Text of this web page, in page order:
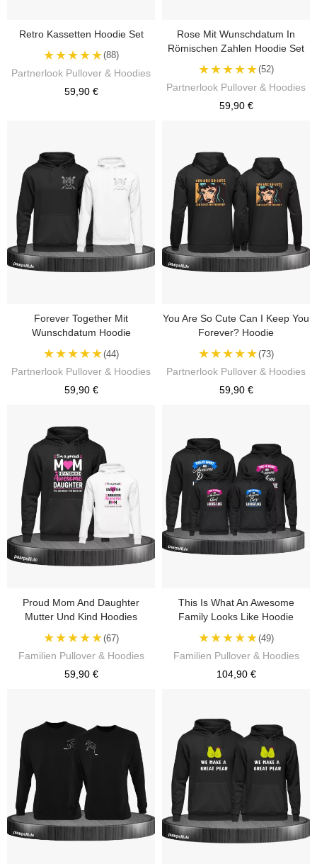
Retro Kassetten Hoodie Set
★★★★★(88)
Partnerlook Pullover & Hoodies
59,90 €
Rose Mit Wunschdatum In
Römischen Zahlen Hoodie Set
★★★★★(52)
Partnerlook Pullover & Hoodies
59,90 €
Forever Together Mit
Wunschdatum Hoodie
★★★★★(44)
Partnerlook Pullover & Hoodies
59,90 €
You Are So Cute Can I Keep You
Forever? Hoodie
★★★★★(73)
Partnerlook Pullover & Hoodies
59,90 €
Proud Mom And Daughter
Mutter Und Kind Hoodies
★★★★★(67)
Familien Pullover & Hoodies
59,90 €
This Is What An Awesome
Family Looks Like Hoodie
★★★★★(49)
Familien Pullover & Hoodies
104,90 €